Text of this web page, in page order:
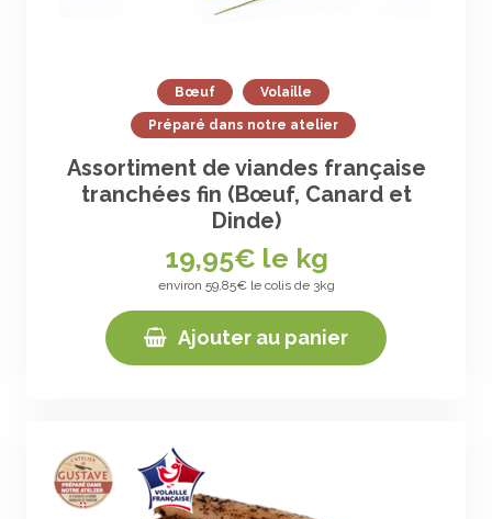
Bœuf Volaille
Préparé dans notre atelier
Assortiment de viandes française
tranchées fin (Bœuf, Canard et
Dinde)
19,95€ le kg
environ 59,85€ le colis de 3kg
Ajouter au panier